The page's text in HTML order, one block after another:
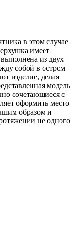
в этом случае
имеет
из двух
собой в остром
изделие, делая
модель
сочетающиеся с
оформить место
образом и
не одного